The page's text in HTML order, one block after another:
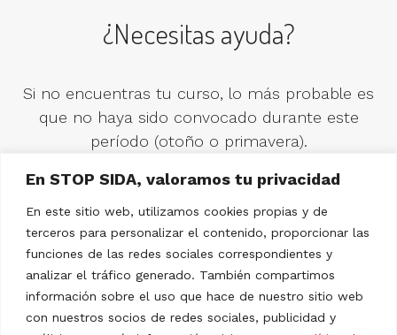
En STOP SIDA, valoramos tu privacidad
En este sitio web, utilizamos cookies propias y de
terceros para personalizar el contenido, proporcionar las
funciones de las redes sociales correspondientes y
analizar el tráfico generado. También compartimos
información sobre el uso que hace de nuestro sitio web
con nuestros socios de redes sociales, publicidad y
¿Necesitas ayuda?
Si no encuentras tu curso, lo más probable es
que no haya sido convocado durante este
período (otoño o primavera).
Si tienes cualquier otra duda, puedes escribirnos
rellenando el formulario que aparecerá pulsando
en contacto.
CONTACTO